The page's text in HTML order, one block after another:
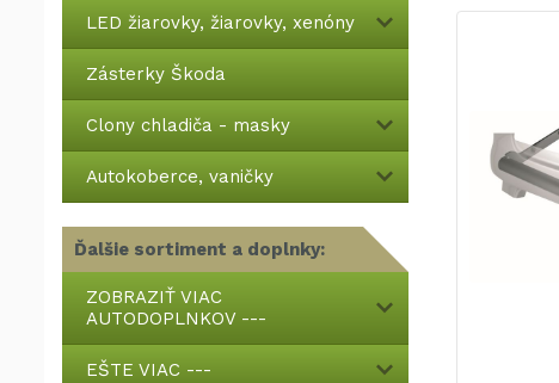
LED žiarovky, žiarovky, xenóny
Zásterky Škoda
Clony chladiča - masky
Autokoberce, vaničky
Ďalšie sortiment a doplnky:
ZOBRAZIŤ VIAC
AUTODOPLNKOV ---
EŠTE VIAC ---